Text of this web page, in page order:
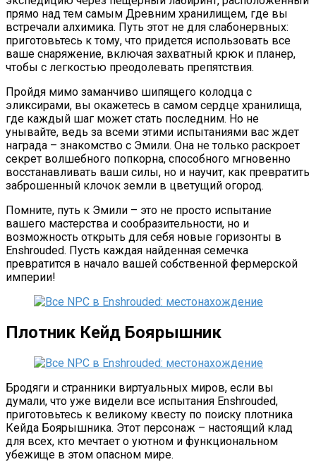
прямо над тем самым Древним хранилищем, где вы
встречали алхимика. Путь этот не для слабонервных:
приготовьтесь к тому, что придется использовать все
ваше снаряжение, включая захватный крюк и планер,
чтобы с легкостью преодолевать препятствия.
Пройдя мимо заманчиво шипящего колодца с
эликсирами, вы окажетесь в самом сердце хранилища,
где каждый шаг может стать последним. Но не
унывайте, ведь за всеми этими испытаниями вас ждет
награда – знакомство с Эмили. Она не только раскроет
секрет волшебного попкорна, способного мгновенно
восстанавливать ваши силы, но и научит, как превратить
заброшенный клочок земли в цветущий огород.
Помните, путь к Эмили – это не просто испытание
вашего мастерства и сообразительности, но и
возможность открыть для себя новые горизонты в
Enshrouded. Пусть каждая найденная семечка
превратится в начало вашей собственной фермерской
империи!
Плотник Кейд Боярышник
Бродяги и странники виртуальных миров, если вы
думали, что уже видели все испытания Enshrouded,
приготовьтесь к великому квесту по поиску плотника
Кейда Боярышника. Этот персонаж – настоящий клад
для всех, кто мечтает о уютном и функциональном
убежище в этом опасном мире.